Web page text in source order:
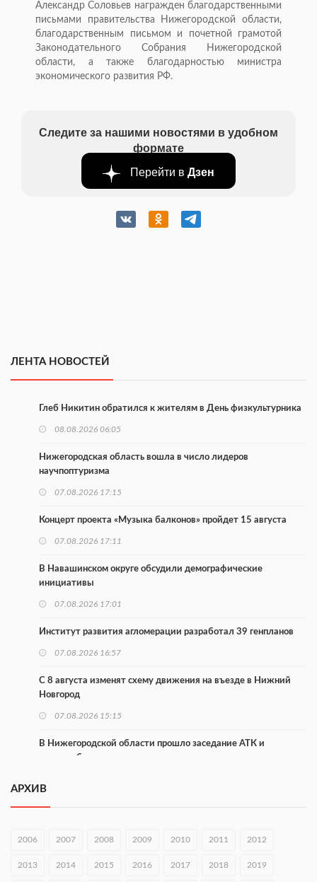
Александр Соловьев награжден благодарственными
письмами правительства Нижегородской области,
благодарственным письмом и почетной грамотой
Законодательного Собрания Нижегородской
области, а также благодарностью министра
экономического развития РФ.
Следите за нашими новостями в удобном
формате
Перейти в Дзен
ЛЕНТА НОВОСТЕЙ
Глеб Никитин обратился к жителям в День физкультурника
08.08.2026 06:05
Нижегородская область вошла в число лидеров
научпоптуризма
07.08.2026 17:15
Концерт проекта «Музыка балконов» пройдет 15 августа
07.08.2026 17:11
В Навашинском округе обсудили демографические
инициативы
07.08.2026 17:01
Институт развития агломерации разработал 39 генпланов
07.08.2026 16:57
С 8 августа изменят схему движения на въезде в Нижний
Новгород
07.08.2026 15:15
В Нижегородской области прошло заседание АТК и
оперштаба
В Чкаловске спустили на воду «Метеор-120Р»
пожарного
АРХИВ
2006 2007 2008 2009 2010 2011 2012
2013 2014 2015 2016 2017 2018 2019